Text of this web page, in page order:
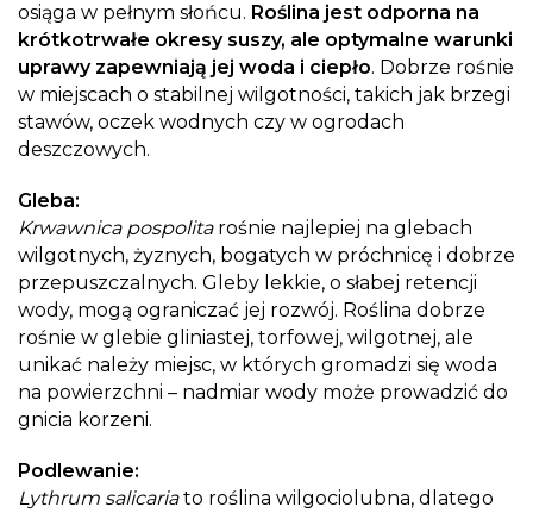
osiąga w pełnym słońcu. Roślina jest odporna na
krótkotrwałe okresy suszy, ale optymalne warunki
uprawy zapewniają jej woda i ciepło. Dobrze rośnie
w miejscach o stabilnej wilgotności, takich jak brzegi
stawów, oczek wodnych czy w ogrodach
deszczowych.
Gleba:
Krwawnica pospolitarośnie najlepiej na glebach
wilgotnych, żyznych, bogatych w próchnicę i dobrze
przepuszczalnych. Gleby lekkie, o słabej retencji
wody, mogą ograniczać jej rozwój. Roślina dobrze
rośnie w glebie gliniastej, torfowej, wilgotnej, ale
unikać należy miejsc, w których gromadzi się woda
na powierzchni – nadmiar wody może prowadzić do
gnicia korzeni.
Podlewanie:
Lythrum salicariato roślina wilgociolubna, dlatego